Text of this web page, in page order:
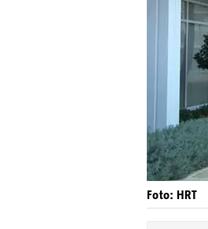
Foto: HRT